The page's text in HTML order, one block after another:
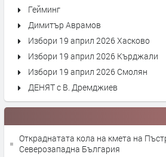
Гейминг
Димитър Аврамов
Избори 19 април 2026 Хасково
Избори 19 април 2026 Кърджали
Избори 19 април 2026 Смолян
ДЕНЯТ с В. Дремджиев
Откраднатата кола на кмета на
Северозападна България